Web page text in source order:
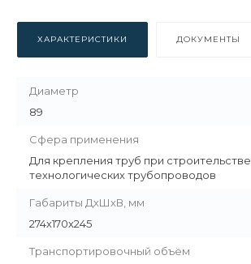
ХАРАКТЕРИСТИКИ ДОКУМЕНТЫ
Диаметр
89
Сфера применения
Для крепления труб при строительстве
технологических трубопроводов
Габариты ДхШхВ, мм
274х170х245
Транспортировочный объём